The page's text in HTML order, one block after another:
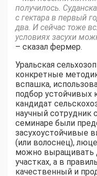
получилось.
с гектара в первый
два. И сейчас тоже
условиях засухи
– сказал фермер.
Уральская
конкретные
вспашка,
подбор устойчивых
кандидат
научный сотрудник
семинаре были
засухоустойчивые
(или волоснец),
можно выращивать
участках, а в
качественный и